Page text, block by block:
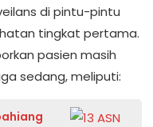
di pintu-pintu
tingkat pertama.
pasien masih
sedang,meliputi: